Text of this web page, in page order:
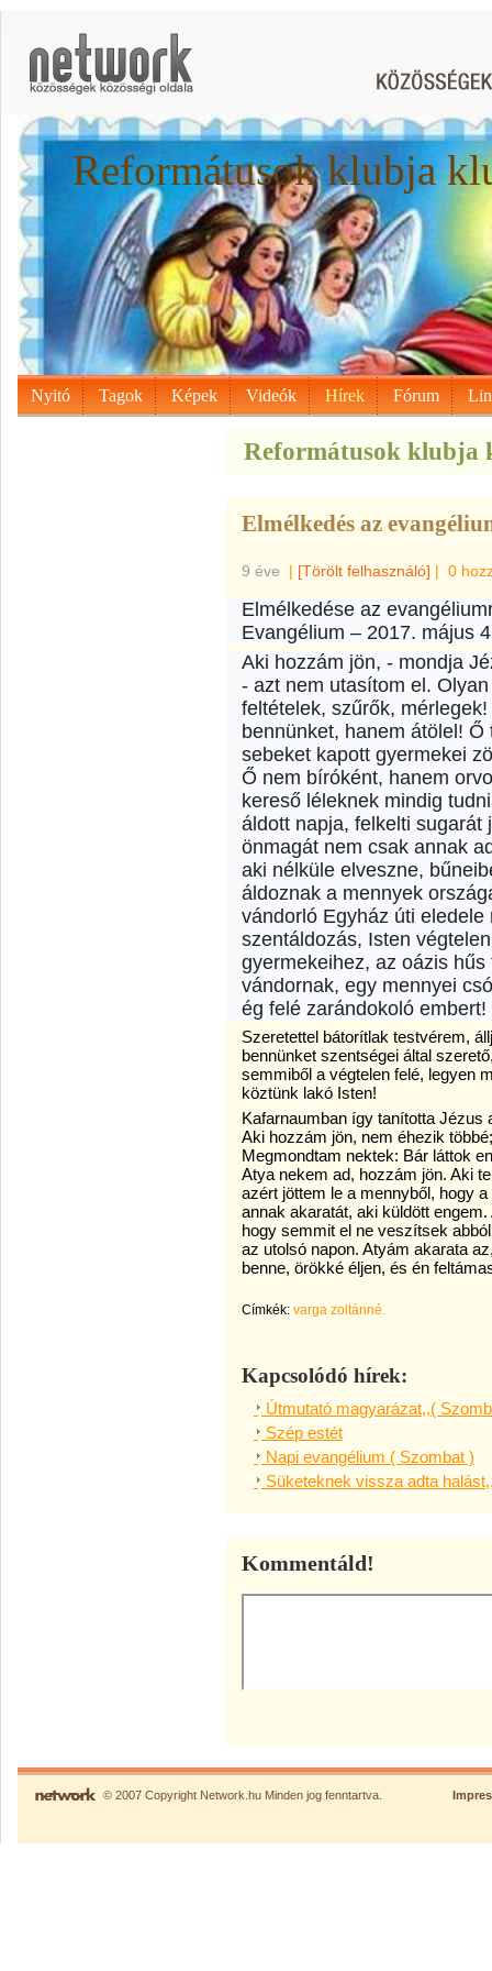
Reformátusok klubja
Nyitó Tagok Képek Videók Hírek Fórum
Reformátusok klubja
Elmélkedés az
9 éve | [Törölt felhasználó] | 0
Elmélkedése az
Evangélium – 2017. május
Aki hozzám jön, - mondja
- azt nem utasítom el.
feltételek, szűrők,
bennünket, hanem átölel!
sebeket kapott gyermekei
Ő nem bíróként, hanem
kereső léleknek mindig tudni
áldott napja, felkelti sugarát
önmagát nem csak annak
aki nélküle elveszne,
áldoznak a mennyek
vándorló Egyház úti
szentáldozás, Isten
gyermekeihez, az oázis
vándornak, egy mennyei
ég felé zarándokoló embert!
Szeretettel bátorítlak testvérem,
bennünket szentségei által
semmiből a végtelen felé, legyen
köztünk lakó Isten!
Kafarnaumban így tanította Jézus
Aki hozzám jön, nem éhezik
Megmondtam nektek: Bár láttok
Atya nekem ad, hozzám jön. Aki
azért jöttem le a mennyből, hogy
annak akaratát, aki küldött
hogy semmit el ne veszítsek
az utolsó napon. Atyám akarata
benne, örökké éljen, és én
Címkék: varga zoltánné.
Kapcsolódó hírek:
Útmutató magyarázat,,(
Szép estét
Napi evangélium ( Szombat )
Süketeknek vissza adta
Kommentáld!
© 2007 Copyright Network.hu Minden jog fenntartva.